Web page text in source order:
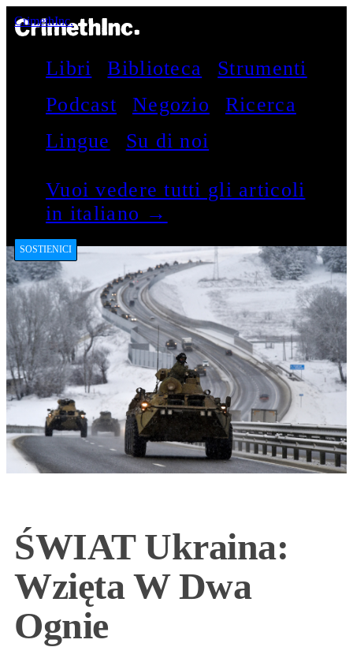
CrimethInc.
Libri Biblioteca
Strumenti
Podcast
Negozio
Ricerca
Lingue
Su di noi
Vuoi vedere tutti gli articoli
in italiano →
SOSTIENICI
ŚWIAT Ukraina:
Wzięta W Dwa
Ognie